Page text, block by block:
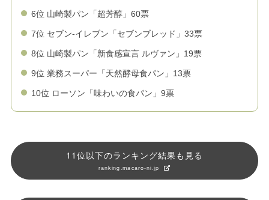
6位 山崎製パン「超芳醇」60票
7位 セブン-イレブン「セブンブレッド」33票
8位 山崎製パン「新食感宣言 ルヴァン」19票
9位 業務スーパー「天然酵母食パン」13票
10位 ローソン「味わいの食パン」9票
11位以下のランキング結果も見る
ranking.macaro-ni.jp